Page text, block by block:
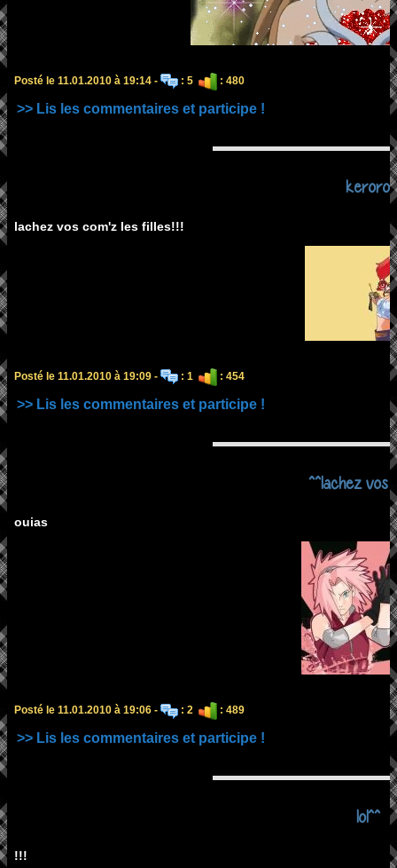
Posté le 11.01.2010 à 19:14 - : 5 : 480
>> Lis les commentaires et participe !
keroro
lachez vos com'z les filles!!!
Posté le 11.01.2010 à 19:09 - : 1 : 454
>> Lis les commentaires et participe !
^^lachez vos
ouias
Posté le 11.01.2010 à 19:06 - : 2 : 489
>> Lis les commentaires et participe !
lol^^
!!!